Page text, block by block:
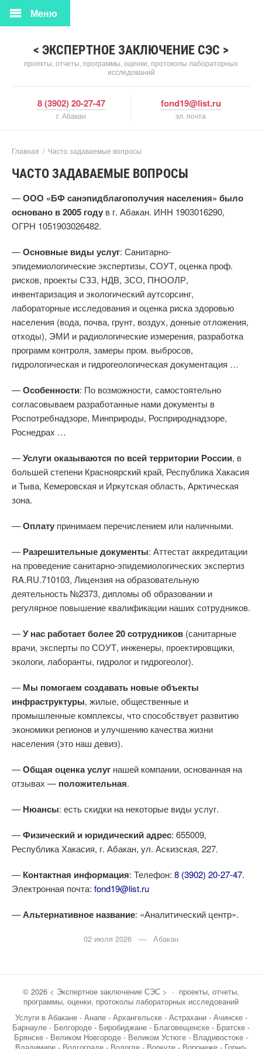
< ЭКСПЕРТНОЕ ЗАКЛЮЧЕНИЕ СЭС >
проекты, отчеты, программы, оценки, протоколы лабораторных
исследований
Меню
8 (3902) 20-27-47
г. Абакан
fond19@list.ru
эл. почта
Главная / Часто задаваемые вопросы
ЧАСТО ЗАДАВАЕМЫЕ ВОПРОСЫ
—ООО «БФ санэпидблагополучия населения» было
основано в 2005 году в г. Абакан. ИНН 1903016290,
ОГРН 1051903026482.
—Основные виды услуг: Санитарно-
эпидемиологические экспертизы, СОУТ, оценка проф.
рисков, проекты СЗЗ, НДВ, ЗСО, ПНООЛР,
инвентаризация и экологический аутсорсинг,
лабораторные исследования и оценка риска здоровью
населения (вода, почва, грунт, воздух, донные отложения,
отходы), ЭМИ и радиологические измерения, разработка
программ контроля, замеры пром. выбросов,
гидрологическая и гидрогеологическая документация …
—Особенности: По возможности, самостоятельно
согласовываем разработанные нами документы в
Роспотребнадзоре, Минприроды, Росприроднадзоре,
Роснедрах …
—Услуги оказываются по всей территории России, в
большей степени Красноярский край, Республика Хакасия
и Тыва, Кемеровская и Иркутская область, Арктическая
зона.
—Оплату принимаем перечислением или наличными.
— Разрешительные документы: Аттестат аккредитации
на проведение санитарно-эпидемиологических экспертиз
RA.RU.710103, Лицензия на образовательную
деятельность №2373, дипломы об образовании и
регулярное повышение квалификации наших сотрудников.
—У нас работает более 20 сотрудников (санитарные
врачи, эксперты по СОУТ, инженеры, проектировщики,
экологи, лаборанты, гидролог и гидрогеолог).
— Мы помогаем создавать новые объекты
инфраструктуры, жилые, общественные и
промышленные комплексы, что способствует развитию
экономики регионов и улучшению качества жизни
населения (это наш девиз).
—Общая оценка услуг нашей компании, основанная на
отзывах — положительная.
— Нюансы: есть скидки на некоторые виды услуг.
—Физический и юридический адрес: 655009,
Республика Хакасия, г. Абакан, ул. Аскизская, 227.
— Контактная информация: Телефон: 8 (3902) 20-27-47.
Электронная почта: fond19@list.ru
—Альтернативное название: «Аналитический центр».
02 июля 2026 — Абакан
© 2026 < Экспертное заключение СЭС > · проекты, отчеты,
программы, оценки, протоколы лабораторных исследований
Услуги в Абакане - Анапе - Архангельске - Астрахани - Ачинске -
Барнауле - Белгороде - Биробиджане - Благовещенске - Братске -
Брянске - Великом Новгороде - Великом Устюге - Владивостоке -